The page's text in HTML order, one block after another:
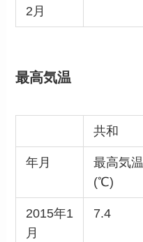
2月
最高気温
共和
年月
最高気温
(℃)
2015年1
月
7.4